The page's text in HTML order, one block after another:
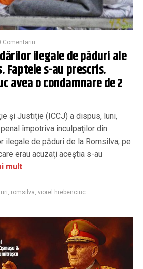
Comentariu
ilegale de păduri ale
Faptele s-au prescris.
avea o condamnare de 2
şi Justiţie (ICCJ) a dispus, luni,
împotriva inculpaţilor din
ilegale de păduri de la Romsilva, pe
erau acuzaţi aceştia s-au
mult
, romsilva, viorel hrebenciuc